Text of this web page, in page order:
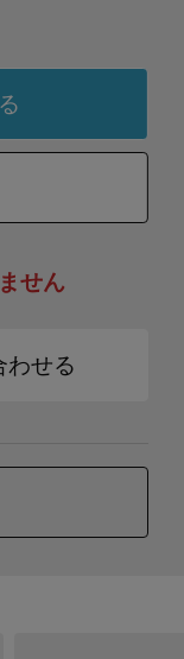
せん
わせる